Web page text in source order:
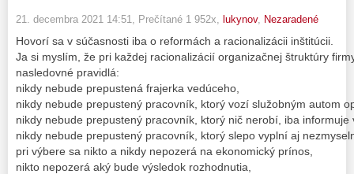
21. decembra 2021 14:51 , Prečítané 1 952x, lukynov, Nezaradené
Hovorí sa v súčasnosti iba o reformách a racionalizácii inštitúcii.
Ja si myslím, že pri každej racionalizácií organizačnej štruktúry
nasledovné pravidlá:
nikdy nebude prepustená frajerka vedúceho,
nikdy nebude prepustený pracovník, ktorý vozí služobným autom
nikdy nebude prepustený pracovník, ktorý nič nerobí, iba
nikdy nebude prepustený pracovník, ktorý slepo vyplní aj
pri výbere sa nikto a nikdy nepozerá na ekonomický prínos,
nikto nepozerá aký bude výsledok rozhodnutia,